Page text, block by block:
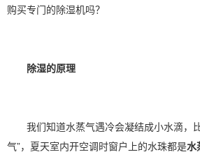
购买专门的除湿机吗？
除湿的原理
我们知道水蒸气遇冷会凝结成小水滴，
气”，夏天室内开空调时窗户上的水珠都是水